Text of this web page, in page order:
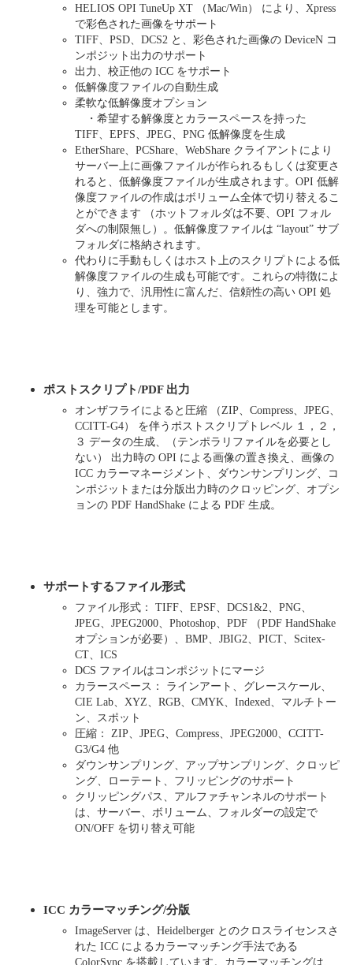
HELIOS OPI TuneUp XT （Mac/Win） により、Xpress
で彩色された画像をサポート
TIFF、PSD、DCS2 と、彩色された画像の DeviceN コ
ンポジット出力のサポート
出力、校正他の ICC をサポート
低解像度ファイルの自動生成
柔軟な低解像度オプション
・希望する解像度とカラースペースを持った
TIFF、EPFS、JPEG、PNG 低解像度を生成
EtherShare、PCShare、WebShare クライアントにより
サーバー上に画像ファイルが作られるもしくは変更さ
れると、低解像度ファイルが生成されます。OPI 低解
像度ファイルの作成はボリューム全体で切り替えるこ
とができます （ホットフォルダは不要、OPI フォル
ダへの制限無し）。低解像度ファイルは “layout” サブ
フォルダに格納されます。
代わりに手動もしくはホスト上のスクリプトによる低
解像度ファイルの生成も可能です。これらの特徴によ
り、強力で、汎用性に富んだ、信頼性の高い OPI 処
理を可能とします。
ポストスクリプト/PDF 出力
オンザフライによると圧縮 （ZIP、Compress、JPEG、
CCITT-G4） を伴うポストスクリプトレベル １，２，
３ データの生成、（テンポラリファイルを必要とし
ない） 出力時の OPI による画像の置き換え、画像の
ICC カラーマネージメント、ダウンサンプリング、コ
ンポジットまたは分版出力時のクロッピング、オプシ
ョンの PDF HandShake による PDF 生成。
サポートするファイル形式
ファイル形式： TIFF、EPSF、DCS1&2、PNG、
JPEG、JPEG2000、Photoshop、PDF （PDF HandShake
オプションが必要）、BMP、JBIG2、PICT、Scitex-
CT、ICS
DCS ファイルはコンポジットにマージ
カラースペース： ラインアート、グレースケール、
CIE Lab、XYZ、RGB、CMYK、Indexed、マルチトー
ン、スポット
圧縮： ZIP、JPEG、Compress、JPEG2000、CCITT-
G3/G4 他
ダウンサンプリング、アップサンプリング、クロッピ
ング、ローテート、フリッピングのサポート
クリッピングパス、アルファチャンネルのサポート
は、サーバー、ボリューム、フォルダーの設定で
ON/OFF を切り替え可能
ICC カラーマッチング/分版
ImageServer は、Heidelberger とのクロスライセンスさ
れた ICC によるカラーマッチング手法である
ColorSync を搭載しています。カラーマッチングは、